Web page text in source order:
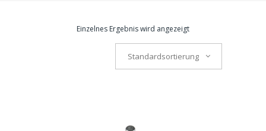
Einzelnes Ergebnis wird angezeigt
Standardsortierung